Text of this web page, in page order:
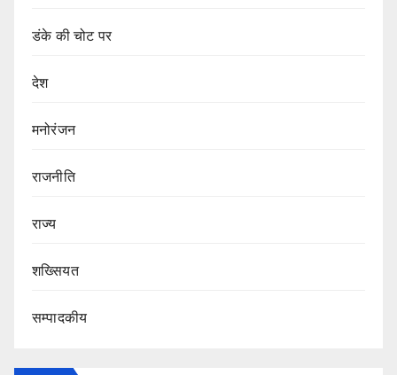
डंके की चोट पर
देश
मनोरंजन
राजनीति
राज्य
शख्सियत
सम्पादकीय